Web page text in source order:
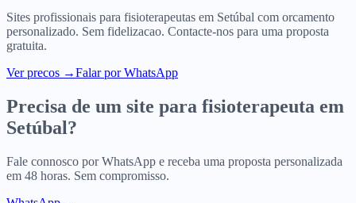
Sites profissionais para fisioterapeutas em Setúbal com orcamento
personalizado. Sem fidelizacao. Contacte-nos para uma proposta
gratuita.
Ver precos →Falar por WhatsApp
Precisa de um site para fisioterapeuta em
Setúbal?
Fale connosco por WhatsApp e receba uma proposta personalizada
em 48 horas. Sem compromisso.